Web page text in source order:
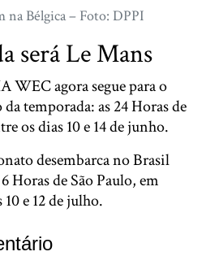
Bélgica – Foto: DPPI
será Le Mans
WEC agora segue para o
temporada: as 24 Horas de
os dias 10 e 14 de junho.
desembarca no Brasil
Horas de São Paulo, em
e 12 de julho.